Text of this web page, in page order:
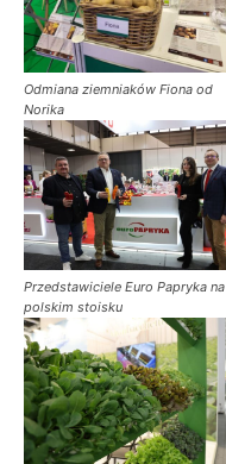
Odmiana ziemniaków Fiona od
Norika
Przedstawiciele Euro Papryka na
polskim stoisku